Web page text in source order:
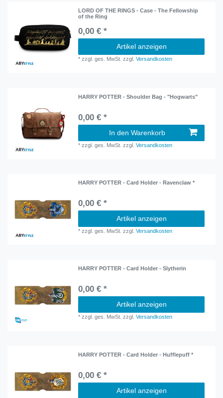
LORD OF THE RINGS - Case - The Fellowship
of the Ring
0,00 € *
Artikel anzeigen
*zzgl. ges. MwSt. zzgl.Versandkosten
HARRY POTTER - Shoulder Bag - "Hogwarts"
0,00 € *
In den Warenkorb
*zzgl. ges. MwSt. zzgl.Versandkosten
HARRY POTTER - Card Holder - Ravenclaw *
0,00 € *
Artikel anzeigen
*zzgl. ges. MwSt. zzgl.Versandkosten
HARRY POTTER - Card Holder - Slytherin
0,00 € *
Artikel anzeigen
*zzgl. ges. MwSt. zzgl.Versandkosten
HARRY POTTER - Card Holder - Hufflepuff *
0,00 € *
Artikel anzeigen